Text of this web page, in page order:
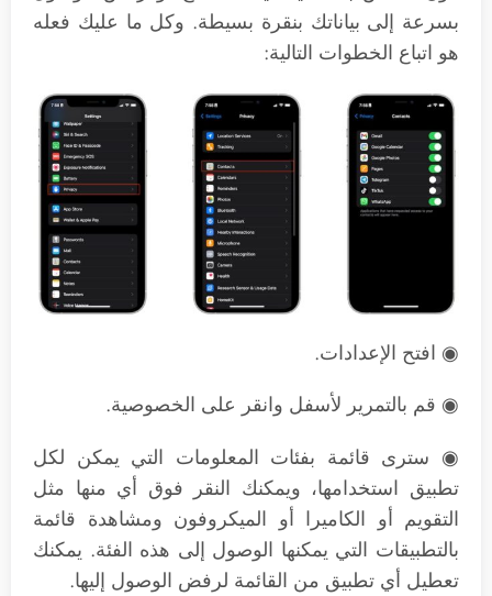
بسرعة إلى بياناتك بنقرة بسيطة. وكل ما عليك فعله
هو اتباع الخطوات التالية:
◉ افتح الإعدادات.
◉ قم بالتمرير لأسفل وانقر على الخصوصية.
◉ سترى قائمة بفئات المعلومات التي يمكن لكل
تطبيق استخدامها، ويمكنك النقر فوق أي منها مثل
التقويم أو الكاميرا أو الميكروفون ومشاهدة قائمة
بالتطبيقات التي يمكنها الوصول إلى هذه الفئة. يمكنك
تعطيل أي تطبيق من القائمة لرفض الوصول إليها.